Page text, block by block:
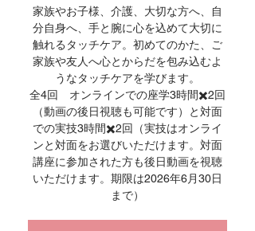
家族やお子様、介護、大切な方へ、自
分自身へ、手と腕に心を込めて大切に
触れるタッチケア。初めてのかた、ご
家族や友人へ心とからだを包み込むよ
うなタッチケアを学びます。
全4回 オンラインでの座学3時間✖️2回
（動画の後日視聴も可能です）と対面
での実技3時間✖️2回（実技はオンライ
ンと対面をお選びいただけます。対面
講座に参加された方も後日動画を視聴
いただけます。期限は2026年6月30日